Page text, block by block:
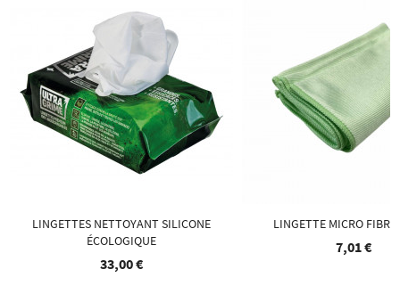
LINGETTES NETTOYANT SILICONE
ÉCOLOGIQUE
33,00 €
LINGETTE MICRO
7,01 €